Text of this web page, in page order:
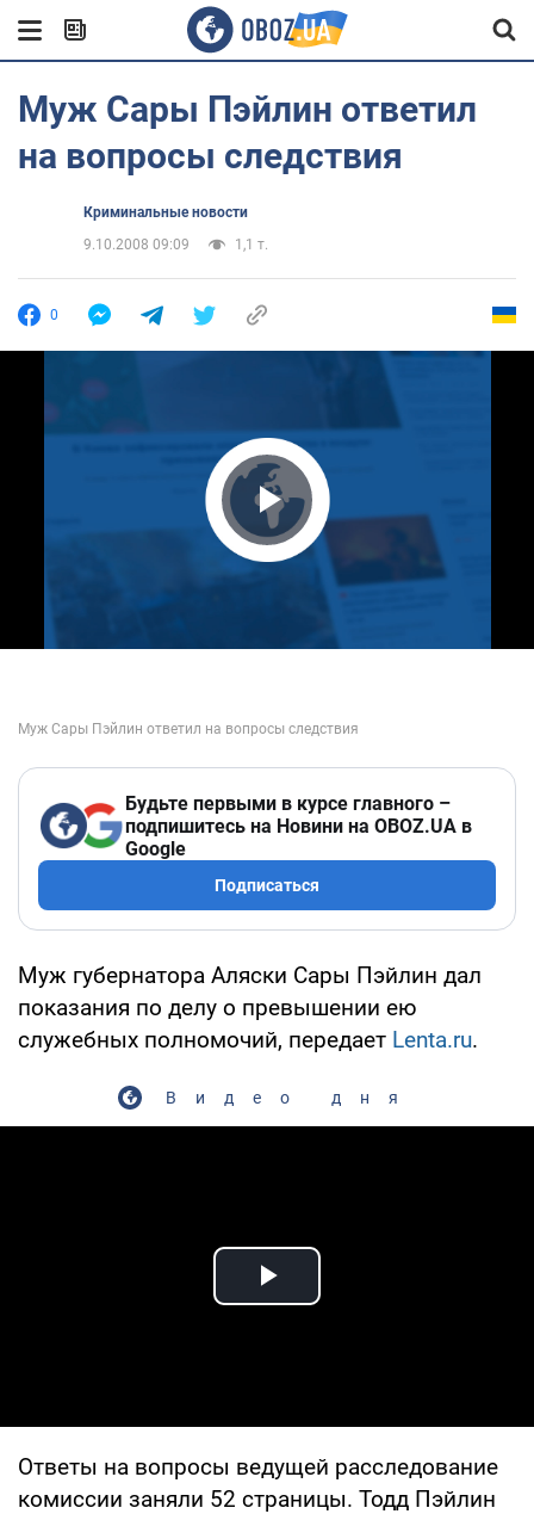
Муж Сары Пэйлин ответил
на вопросы следствия
Криминальные новости
9.10.2008 09:09
1,1 т.
0
Play Video
Будьте первыми в курсе главного –
подпишитесь на Новини на OBOZ.UA в
Google
Подписаться
Муж губернатора Аляски Сары Пэйлин дал
показания по делу о превышении ею
служебных полномочий, передает Lenta.ru.
Видео дня
Play Video
Ответы на вопросы ведущей расследование
комиссии заняли 52 страницы. Тодд Пэйлин